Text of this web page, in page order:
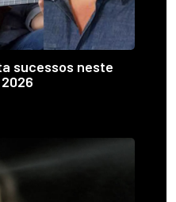
sucessos neste